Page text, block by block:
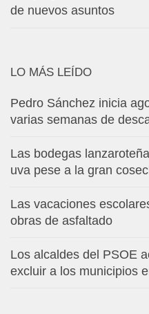
de nuevos asuntos
LO MÁS LEÍDO
Pedro Sánchez inicia
varias semanas de
Las bodegas
uva pese a la gran
Las vacaciones
obras de asfaltado
Los alcaldes del PSOE
excluir a los municipios